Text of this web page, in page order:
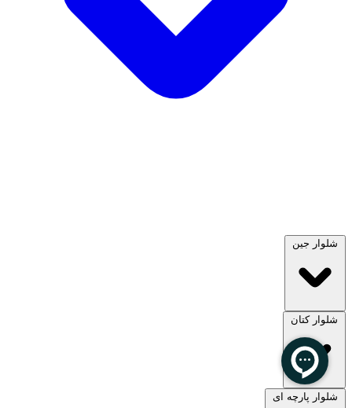
شلوار جین
مشاهده همه
شلوار کتان
شلوار پارچه ای